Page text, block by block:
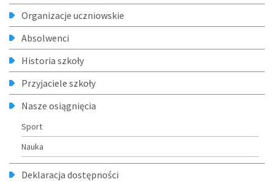
Organizacje uczniowskie
Absolwenci
Historia szkoły
Przyjaciele szkoły
Nasze osiągnięcia
Sport
Nauka
Deklaracja dostępności